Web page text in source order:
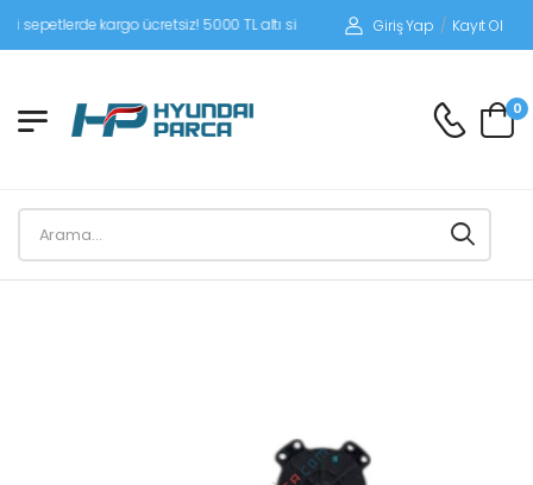
kargo ücretsiz! 5000 TL altı siparişlerinizde siparişleriniz alıcı
Giriş Yap / Kayıt Ol
0